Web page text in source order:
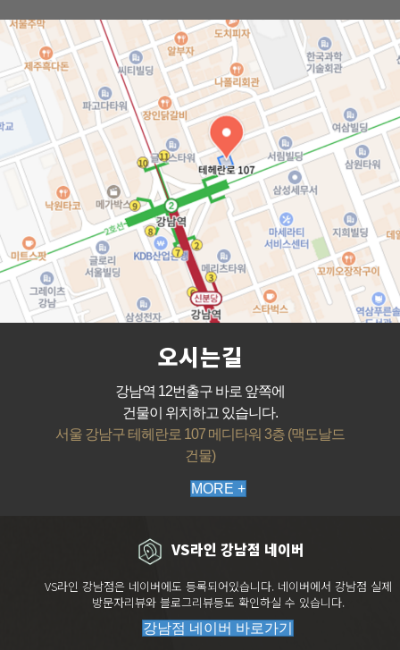
오시는길
강남역 12번출구 바로 앞쪽에
건물이 위치하고 있습니다.
서울 강남구 테헤란로 107 메디타워 3층 (맥도날드
건물)
MORE +
VS라인 강남점 네이버
VS라인 강남점은 네이버에도 등록되어있습니다. 네이버에서 강남점 실제
방문자리뷰와 블로그리뷰등도 확인하실 수 있습니다.
강남점 네이버 바로가기